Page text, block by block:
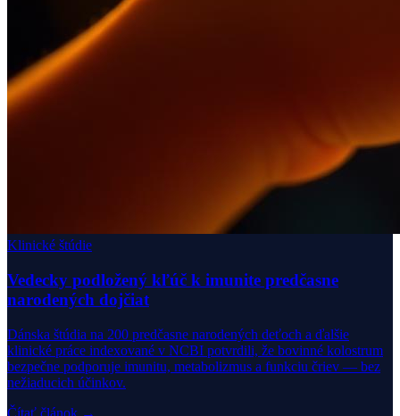
Klinické štúdie
Vedecky podložený kľúč k imunite predčasne
narodených dojčiat
Dánska štúdia na 200 predčasne narodených deťoch a ďalšie
klinické práce indexované v NCBI potvrdili, že bovinné kolostrum
bezpečne podporuje imunitu, metabolizmus a funkciu čriev — bez
nežiaducich účinkov.
Čítať článok →